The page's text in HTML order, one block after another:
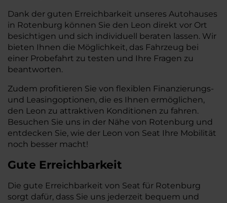
Dank der guten Erreichbarkeit unseres Autohauses
in Rotenburg können Sie den Leon direkt vor Ort
besichtigen und sich individuell beraten lassen. Wir
bieten Ihnen die Möglichkeit, das Fahrzeug bei
einer Probefahrt zu testen und Ihre Fragen zu
beantworten.
Zudem profitieren Sie von flexiblen Finanzierungs-
und Leasingoptionen, die es Ihnen ermöglichen,
den Leon zu attraktiven Konditionen zu fahren.
Besuchen Sie uns in der Nähe von Rotenburg und
entdecken Sie, wie der Leon von Seat Ihre Mobilität
noch besser macht!
Gute Erreichbarkeit
Die gute Erreichbarkeit von Seat für Rotenburg
sorgt dafür, dass Sie uns jederzeit bequem und